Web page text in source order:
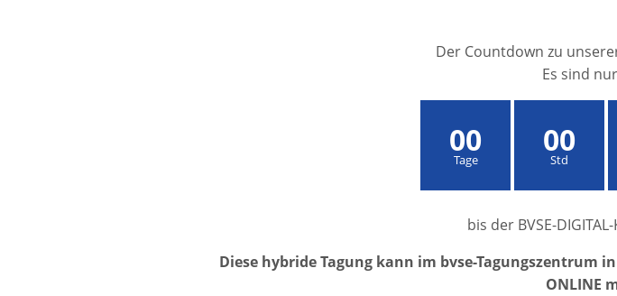
Der Countdown zu
Es sind
00
Tage
00
Std
bis der BVSE-
Diese hybride Tagung kann im bvse-Tagungszentrum
ONLINE